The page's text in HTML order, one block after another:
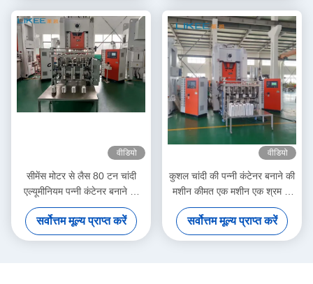
वीडियो
सीमेंस मोटर से लैस 80 टन चांदी
एल्यूमीनियम पन्नी कंटेनर बनाने की
मशीन
सर्वोत्तम मूल्य प्राप्त करें
वीडियो
कुशल चांदी की पन्नी कंटेनर बनाने की
मशीन कीमत एक मशीन एक श्रम के
साथ
सर्वोत्तम मूल्य प्राप्त करें